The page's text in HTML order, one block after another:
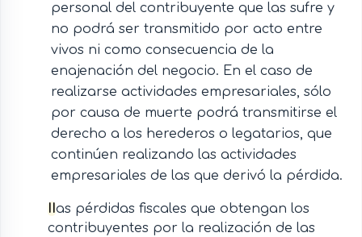
personal del contribuyente que las sufre y
no podrá ser transmitido por acto entre
vivos ni como consecuencia de la
enajenación del negocio. En el caso de
realizarse actividades empresariales, sólo
por causa de muerte podrá transmitirse el
derecho a los herederos o legatarios, que
continúen realizando las actividades
empresariales de las que derivó la pérdida.
IIas pérdidas fiscales que obtengan los
contribuyentes por la realización de las